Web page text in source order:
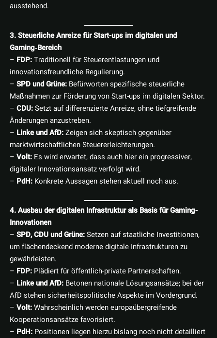
ausstehend.
3. Steuerliche Anreize für Start-ups im digitalen und
Gaming‑Bereich
– FDP:Traditionell für Steuerentlastungen und
innovationsfreundliche Regulierung.
– SPD und Grüne: Befürworten spezifische steuerliche
Maßnahmen zur Förderung von Start-ups im digitalen Sektor.
– CDU:Setzt auf differenzierte Anreize, ohne tiefgreifende
Änderungen anzustreben.
– Linke und AfD:Zeigen sich skeptisch gegenüber
marktwirtschaftlichen Steuererleichterungen.
– Volt: Es wird erwartet, dass auch hier ein progressiver,
digitaler Innovationsansatz verfolgt wird.
– PdH: Konkrete Aussagen stehen aktuell noch aus.
4. Ausbau der digitalen Infrastruktur als Basis für Gaming-
Innovationen
– SPD, CDU und Grüne:Setzen auf staatliche Investitionen,
um flächendeckend moderne digitale Infrastrukturen zu
gewährleisten.
– FDP: Plädiert für öffentlich-private Partnerschaften.
– Linke und AfD: Betonen nationale Lösungsansätze; bei der
AfD stehen sicherheitspolitische Aspekte im Vordergrund.
– Volt:Wahrscheinlich werden europaübergreifende
Kooperationsansätze favorisiert.
– PdH: Positionen liegen hierzu bislang noch nicht detailliert